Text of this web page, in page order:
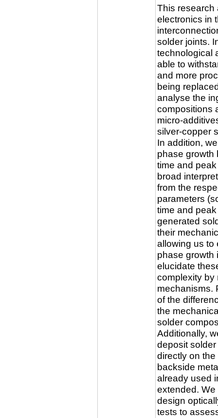
This research
electronics in
solder joints.
technological
able to
and more
being
analyse the
compositions
micro-
silver-copper
In addition,
phase growth
time and
broad
from the
parameters
time and
generated
their
allowing us to
phase growth
elucidate
complexity by
mechanisms.
of the
the
solder
Additionally,
deposit
directly on
backside
already used
extended.
design
tests to